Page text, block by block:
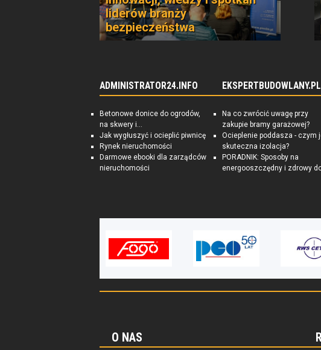
liderów branży
bezpieczeństwa
ADMINISTRATOR24.INFO
Betonowe donice do ogrodów,
na skwery i...
Jak wygłuszyć i ocieplić piwnicę
Rynek nieruchomości
Darmowe ebooki dla zarządców
nieruchomości
EKSPERTBUDOWLANY.PL
Na co zwrócić uwagę przy
zakupie bramy garażowej?
Ocieplenie poddasza - czym
skuteczna izolacja?
PORADNIK: Sposoby na
energooszczędny i zdrowy
O NAS